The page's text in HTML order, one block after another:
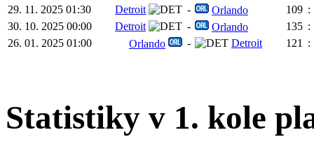
29. 11. 2025 01:30
Detroit - Orlando 109 :
30. 10. 2025 00:00
Detroit - Orlando 135 :
26. 01. 2025 01:00
Orlando - Detroit 121 :
Statistiky v 1. kole